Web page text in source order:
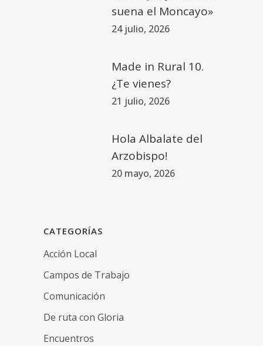
suena el Moncayo»
24 julio, 2026
Made in Rural 10.
¿Te vienes?
21 julio, 2026
Hola Albalate del
Arzobispo!
20 mayo, 2026
CATEGORÍAS
Acción Local
Campos de Trabajo
Comunicación
De ruta con Gloria
Encuentros